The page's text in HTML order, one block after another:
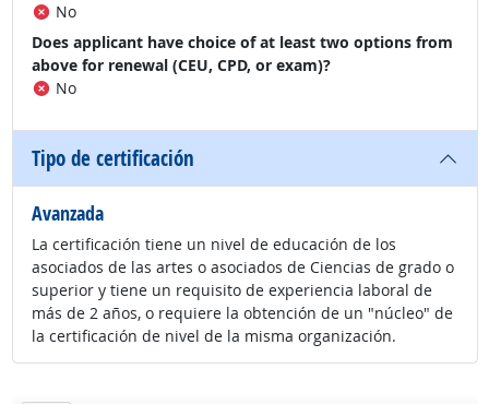
No
Does applicant have choice of at least two options from
above for renewal (CEU, CPD, or exam)?
No
Tipo de certificación
Avanzada
La certificación tiene un nivel de educación de los
asociados de las artes o asociados de Ciencias de grado o
superior y tiene un requisito de experiencia laboral de
más de 2 años, o requiere la obtención de un "núcleo" de
la certificación de nivel de la misma organización.